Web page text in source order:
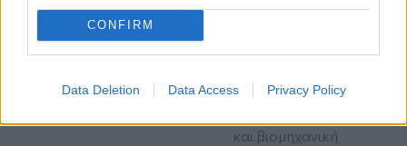
CONFIRM
Data Deletion Data Access Privacy Policy
περιφέρειας
από ουκρανική επίθεση
Μη επανδρωμένα εναέρια
και βιομηχανική